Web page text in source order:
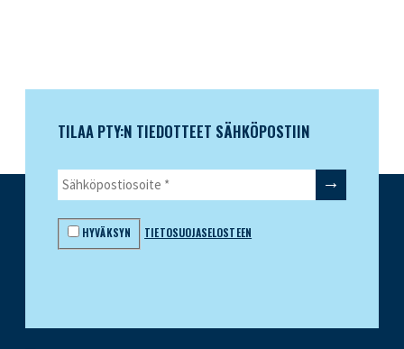
TILAA PTY:N TIEDOTTEET SÄHKÖPOSTIIN
HYVÄKSYN TIETOSUOJASELOSTEEN